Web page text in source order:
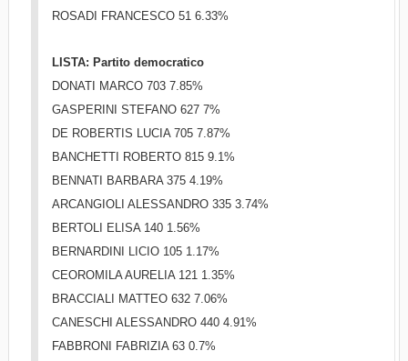
ROSADI FRANCESCO 51 6.33%
LISTA: Partito democratico
DONATI MARCO 703 7.85%
GASPERINI STEFANO 627 7%
DE ROBERTIS LUCIA 705 7.87%
BANCHETTI ROBERTO 815 9.1%
BENNATI BARBARA 375 4.19%
ARCANGIOLI ALESSANDRO 335 3.74%
BERTOLI ELISA 140 1.56%
BERNARDINI LICIO 105 1.17%
CEOROMILA AURELIA 121 1.35%
BRACCIALI MATTEO 632 7.06%
CANESCHI ALESSANDRO 440 4.91%
FABBRONI FABRIZIA 63 0.7%